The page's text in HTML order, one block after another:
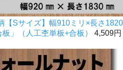
【Sサイズ】幅910ミリ×長さ1820
」（人工杢単板+合板）
4,509円